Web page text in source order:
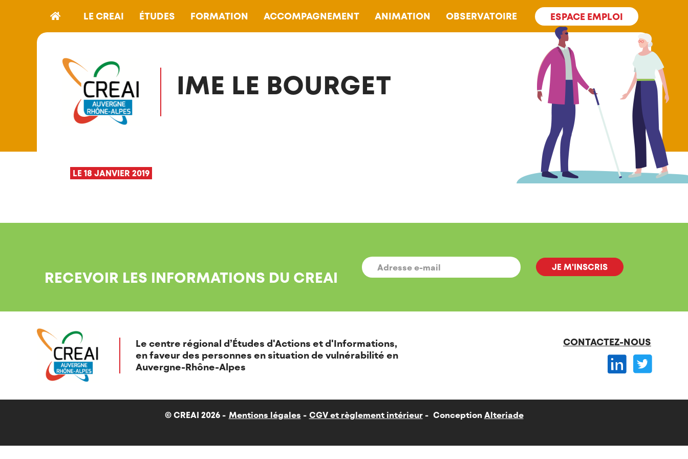
LE CREAI ÉTUDES FORMATION ACCOMPAGNEMENT ANIMATION OBSERVATOIRE ESPACE EMPLOI
IME LE BOURGET
LE 18 JANVIER 2019
RECEVOIR LES INFORMATIONS DU CREAI
E-
MAIL *
Le centre régional d’Études d'Actions et d'Informations,
en faveur des personnes en situation de vulnérabilité en
Auvergne-Rhône-Alpes
CONTACTEZ-NOUS
© CREAI 2026 - Mentions légales CGV et règlement intérieur Conception Alteriade